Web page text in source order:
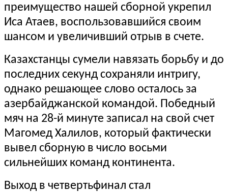
преимущество нашей сборной укрепил
Иса Атаев, воспользовавшийся своим
шансом и увеличивший отрыв в счете.
Казахстанцы сумели навязать борьбу и до
последних секунд сохраняли интригу,
однако решающее слово осталось за
азербайджанской командой. Победный
мяч на 28-й минуте записал на свой счет
Магомед Халилов, который фактически
вывел сборную в число восьми
сильнейших команд континента.
Выход в четвертьфинал стал